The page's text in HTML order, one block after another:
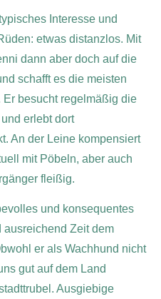
Interesse und
etwas distanzlos. Mit
dann aber doch auf die
schafft es die meisten
besucht regelmäßig die
erlebt dort
An der Leine kompensiert
mit Pöbeln, aber auch
fleißig.
und konsequentes
Zeit dem
er als Wachhund nicht
gut auf dem Land
Ausgiebige